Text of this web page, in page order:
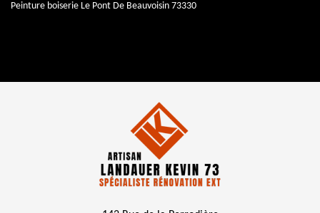
Peinture boiserie Le Pont De Beauvoisin 73330